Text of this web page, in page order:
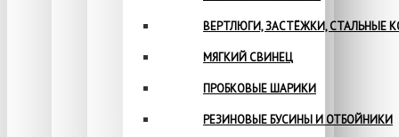
ВЕРТЛЮГИ, ЗАСТЁЖКИ, СТАЛЬНЫЕ
МЯГКИЙ СВИНЕЦ
ПРОБКОВЫЕ ШАРИКИ
РЕЗИНОВЫЕ БУСИНЫ И ОТБОЙНИКИ